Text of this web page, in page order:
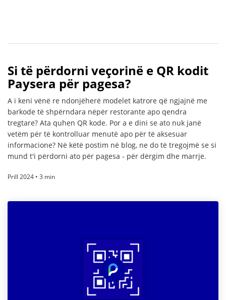
Si të përdorni veçorinë e QR kodit
Paysera për pagesa?
A i keni vënë re ndonjëherë modelet katrore që ngjajnë me
barkode të shpërndara nëpër restorante apo qendra
tregtare? Ata quhen QR kode. Por a e dini se ato nuk janë
vetëm për të kontrolluar menutë apo për të aksesuar
informacione? Në këtë postim në blog, ne do të tregojmë se si
mund t'i përdorni ato për pagesa - për dërgim dhe marrje.
Prill 2024 • 3 min